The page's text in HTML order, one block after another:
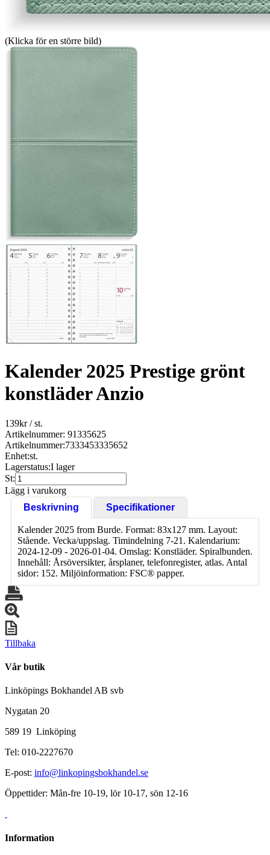
(Klicka för en större bild)
Kalender 2025 Prestige grönt
konstläder Anzio
139kr/ st.
Artikelnummer: 91335625
Artikelnummer:7333453335652
Enhet:st.
Lagerstatus:I lager
St:
Lägg i varukorg
Beskrivning
Specifikationer
Kalender 2025 from Burde. Format: 83x127 mm. Layout:
Stående. Vecka/uppslag. Timindelning 7-21. Kalendarium:
2024-12-09 - 2026-01-04. Omslag: Konstläder. Spiralbunden.
Innehåll: Årsöversikter, årsplaner, telefonregister, atlas. Antal
sidor: 152. Miljöinformation: FSC® papper.
Tillbaka
Vår butik
Linköpings Bokhandel AB svb
Nygatan 20
589 19 Linköping
Tel: 010-2227670
E-post: info@linkopingsbokhandel.se
Öppettider: Mån-fre 10-19, lör 10-17, sön 12-16
Information